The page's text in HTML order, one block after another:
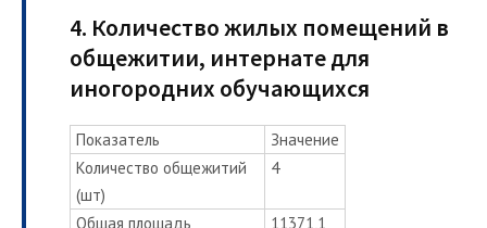
4. Количество жилых помещений в
общежитии, интернате для
иногородних обучающихся
Показатель
Значение
Количество общежитий
(шт)
4
Общая площадь
11371,1